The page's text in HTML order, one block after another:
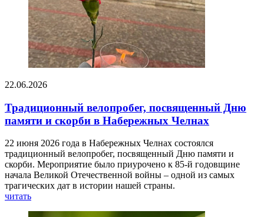
22.06.2026
Традиционный велопробег, посвященный Дню
памяти и скорби в Набережных Челнах
22 июня 2026 года в Набережных Челнах состоялся
традиционный велопробег, посвященный Дню памяти и
скорби. Мероприятие было приурочено к 85-й годовщине
начала Великой Отечественной войны – одной из самых
трагических дат в истории нашей страны.
читать